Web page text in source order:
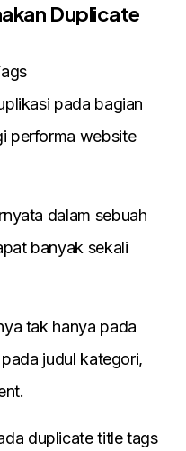
Duplicate
pada bagian
performa website
dalam sebuah
banyak sekali
tak hanya pada
judul kategori,
duplicate title tags